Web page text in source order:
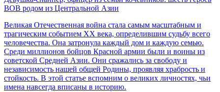
ВОВ родом из Центральной Азии
Великая Отечественная война стала самым масштабным и
трагическим событием XX века, определившим судьбу всего
человечества. Она затронула каждый дом и каждую семью.
Среди миллионов бойцов Красной армии были и воины из
советской Средней Азии. Они сражались за свободу и
независимость нашей общей Родины, проявляя храбрость и
стойкость. В этой статье вспомним о великих личностях, чьи
имена навсегда вписаны в историю.